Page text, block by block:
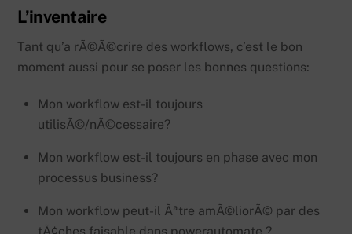
L’inventaire
Tant qu’a rÃ©Ã©crire des workflows, c’est le bon
moment aussi pour se poser les bonnes questions:
Mon workflow est-il toujours
utilisÃ©/nÃ©cessaire?
Mon workflow est-il toujours en phase avec mon
processus business?
Mon workflow peut-il Ãªtre amÃ©liorÃ© par des